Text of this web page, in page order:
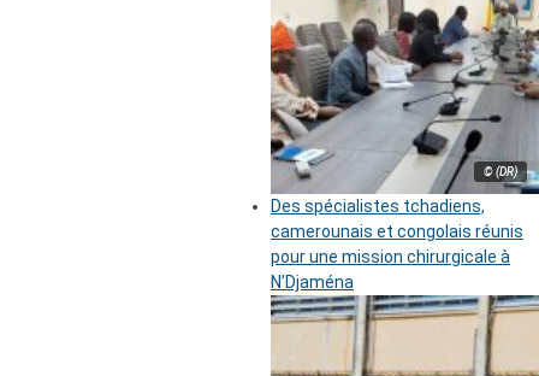
© (DR)
Des spécialistes tchadiens,
camerounais et congolais réunis
pour une mission chirurgicale à
N’Djaména